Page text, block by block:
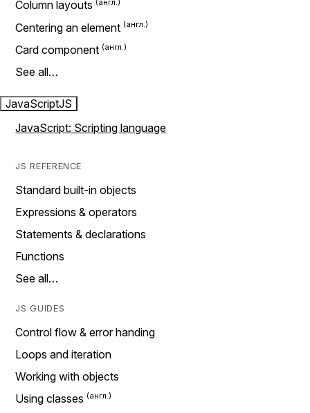
Column layouts
Centering an element
Card component
See all…
JavaScriptJS
JavaScript: Scripting language
JS REFERENCE
Standard built-in objects
Expressions & operators
Statements & declarations
Functions
See all…
JS GUIDES
Control flow & error handing
Loops and iteration
Working with objects
Using classes